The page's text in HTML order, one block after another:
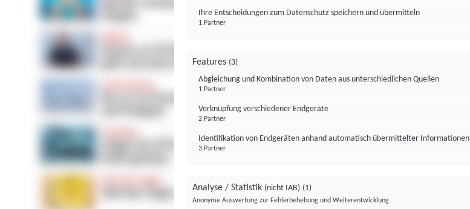
Ihre Entscheidungen zum Datenschutz speichern und übermitteln
1 Partner
Features (3)
Abgleichung und Kombination von Daten aus unterschiedlichen Quellen
1 Partner
Verknüpfung verschiedener Endgeräte
2 Partner
Identifikation von Endgeräten anhand automatisch übermittelter Informationen
3 Partner
Analyse / Statistik (nicht IAB) (1)
Anonyme Auswertung zur Fehlerbehebung und Weiterentwicklung